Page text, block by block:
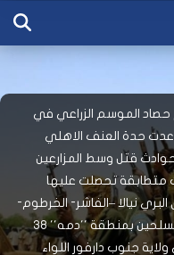
حصاد الموسم الزراعي في
حدة العنف الاهلي
قتل وسط المزارعين
متطابقة تحصلت عليها
نيالا –الفاشر- الخرطوم-
احتجاجا على مقتل مزارع اليوم على يد مسلحين بمنطقة ''دمه'' ٣٨
جنوب دارفور اللواء